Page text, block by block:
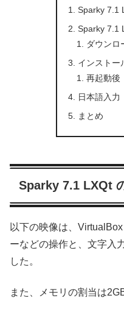
Sparky 7.1
Sparky 7.1
ダウンロ
インストー
再起動後
日本語入力
まとめ
Sparky 7.1 LXQt
以下の映像は、
ーなどの操作と、文字入
した。
また、メモリの割当は